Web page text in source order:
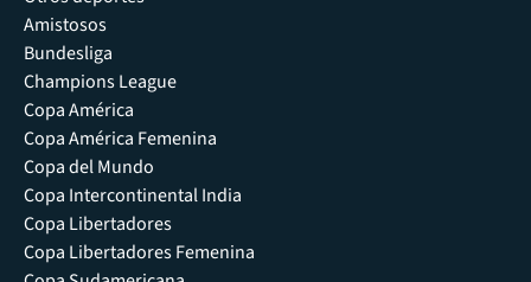
Amistosos
Bundesliga
Champions League
Copa América
Copa América Femenina
Copa del Mundo
Copa Intercontinental India
Copa Libertadores
Copa Libertadores Femenina